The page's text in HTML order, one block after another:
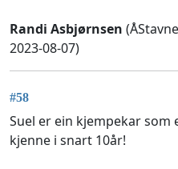
Randi Asbjørnsen
2023-08-07)
#58
Suel er ein kjempekar som
kjenne i snart 10år!